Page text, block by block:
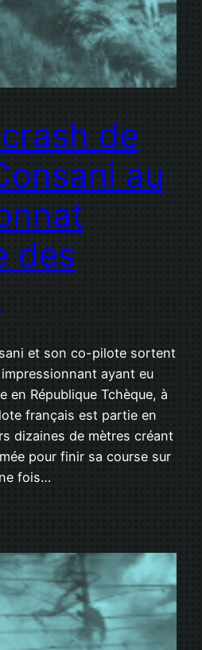
de
au
des
et son co-pilote sortent
ayant eu
en République Tchèque, à
français est partie en
dizaines de mètres créant
pour finir sa course sur
fois…